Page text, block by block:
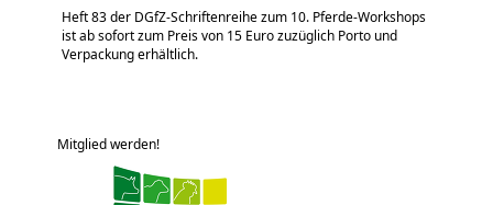
Heft 83 der DGfZ-Schriftenreihe zum 10. Pferde-Workshops
ist ab sofort zum Preis von 15 Euro zuzüglich Porto und
Verpackung erhältlich.
Mitglied werden!